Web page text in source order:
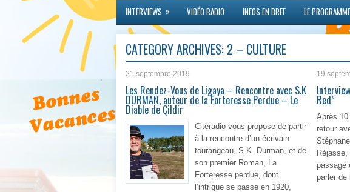
INTERVIEWS » VIDÉO RADIO INFOS EN BREF LE PROGRAMME
CATEGORY ARCHIVES: 2 – CULTURE
21 septembre 2019
Les Rendez-Vous de Ligaya – Rencontre avec S.K
DURMAN, auteur de la Forteresse Perdue – Le
Diable de Çildir
Citéradio vous propose de partir
à la rencontre d’un écrivain
tourangeau, S.K. Durman, et de
son premier Roman, La
Forteresse perdue, dont
l’intrigue se passe en 1920,
19
Red”
Après 10
retour
passage
parler de